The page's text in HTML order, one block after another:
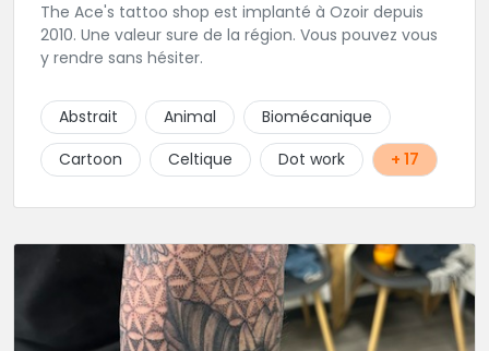
The Ace's tattoo shop est implanté à Ozoir depuis
2010. Une valeur sure de la région. Vous pouvez vous
y rendre sans hésiter.
Abstrait Animal
Biomécanique
Cartoon
Celtique Dot work + 17